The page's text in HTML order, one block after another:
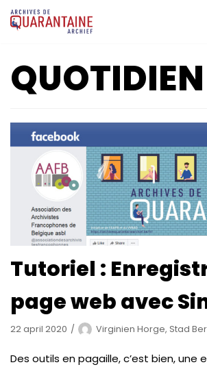
Meteen
naar
inhoud
QUOTIDIEN
Tutoriel :
page web avec
22 april 2020 Virginien Horge, Stad
Des outils en pagaille, c’est bien, une